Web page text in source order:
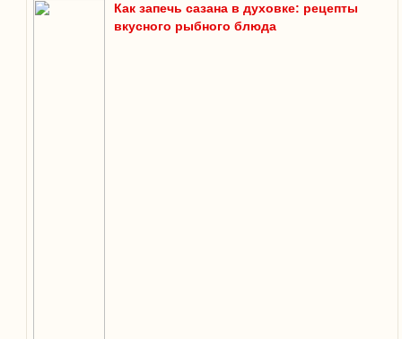
Как запечь сазана в духовке: рецепты
вкусного рыбного блюда